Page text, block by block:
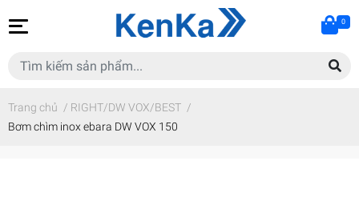
0
Trang chủ / RIGHT/DW VOX/BEST /
Bơm chìm inox ebara DW VOX 150